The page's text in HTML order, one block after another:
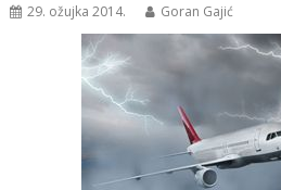
29. ožujka 2014. Goran Gajić